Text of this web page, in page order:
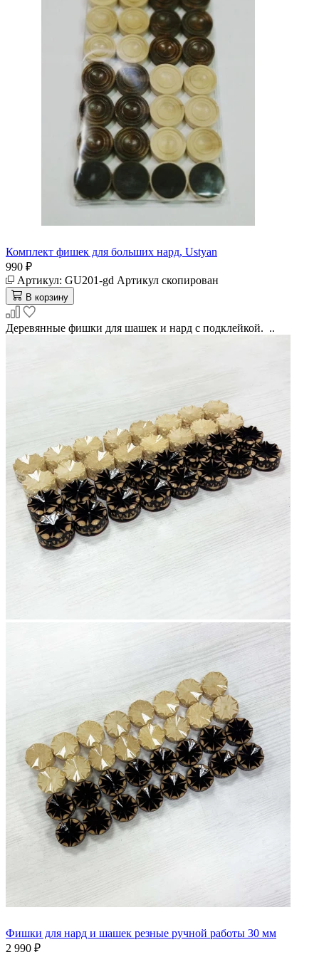
Комплект фишек для больших нард, Ustyan
990 ₽
Артикул: GU201-gd Артикул скопирован
В корзину
Деревянные фишки для шашек и нард с подклейкой. ..
Фишки для нард и шашек резные ручной работы 30 мм
2 990 ₽